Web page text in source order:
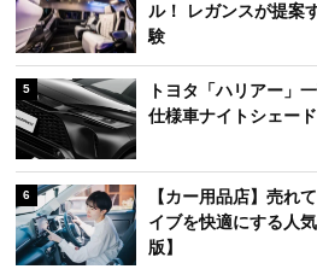
ル！ レガンスが提案
験
5
トヨタ「ハリアー」
仕様車ナイトシェー
6
【カー用品店】売れ
イブを快適にする人
版】